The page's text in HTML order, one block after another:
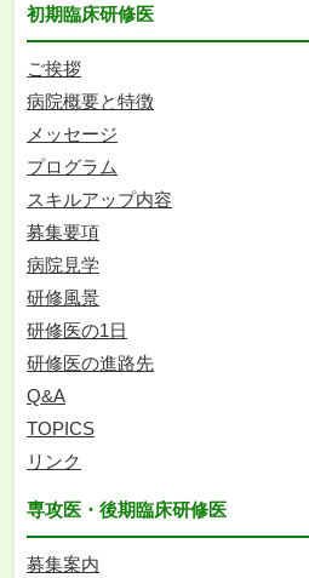
初期臨床研修医
ご挨拶
病院概要と特徴
メッセージ
プログラム
スキルアップ内容
募集要項
病院見学
研修風景
研修医の1日
研修医の進路先
Q&A
TOPICS
リンク
専攻医・後期臨床研修医
募集案内